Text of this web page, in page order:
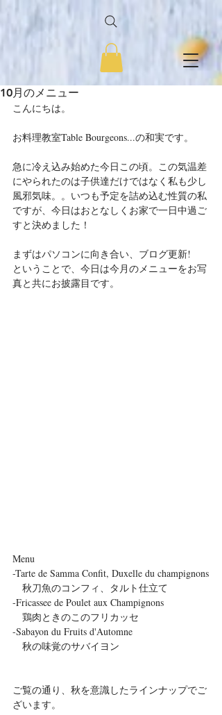
10月のメニュー
こんにちは。
お料理教室Table Bourgeons...の和実です。
急に冷え込み始めた今日この頃。この気温差
にやられたのは子供達だけではなく私も少し
風邪気味。。いつも予定を詰め込む性質の私
ですが、今日はおとなしくお家で一日中過ご
すと決めました！
まずはパソコンに向き合い、ブログ更新!
ということで、今日は今月のメニューをお写
真と共にお披露目です。
Menu
-Tarte de Samma Confit, Duxelle du champignons
秋刀魚のコンフィ、タルト仕立て
-Fricassee de Poulet aux Champignons
鶏肉ときのこのフリカッセ
-Sabayon du Fruits d'Automne
秋の味覚のサバイヨン
ご覧の通り、秋を意識したラインナップでご
ざいます。